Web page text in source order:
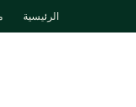
الرئيسية